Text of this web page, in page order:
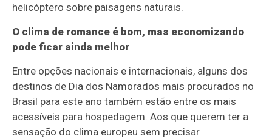
helicóptero sobre paisagens naturais.
O clima de romance é bom, mas economizando
pode ficar ainda melhor
Entre opções nacionais e internacionais, alguns dos
destinos de Dia dos Namorados mais procurados no
Brasil para este ano também estão entre os mais
acessíveis para hospedagem. Aos que querem ter a
sensação do clima europeu sem precisar